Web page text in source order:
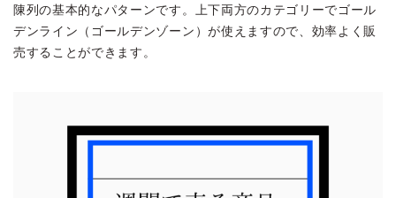
陳列の基本的なパターンです。上下両方のカテゴリーでゴール
デンライン（ゴールデンゾーン）が使えますので、効率よく販
売することができます。